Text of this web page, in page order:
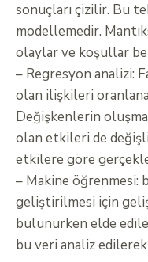
sonuçları çizilir. Bu
modellemedir.
olaylar ve koşullar
– Regresyon analizi:
olan ilişkileri
Değişkenlerin
olan etkileri de
etkilere göre
– Makine öğrenmesi:
geliştirilmesi için
bulunurken elde
bu veri analiz